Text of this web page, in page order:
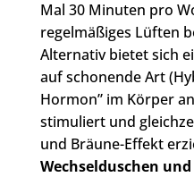
Mal 30 Minuten pro
regelmäßiges Lüften
Alternativ bietet sich
auf schonende Art
Hormon” im Körper
stimuliert und
und Bräune-Effekt
Wechselduschen